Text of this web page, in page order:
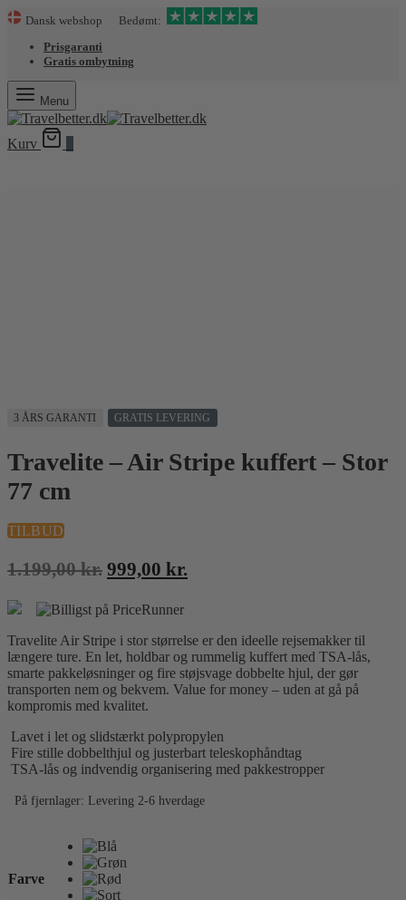
Dansk webshop Bedømt:
Prisgaranti
Gratis ombytning
Menu
Kurv
3 ÅRS GARANTI GRATIS LEVERING
Travelite – Air Stripe kuffert – Stor
77 cm
TILBUD
1.199,00kr. Den
pris
var:
1.199,00 kr..
999,00 kr.
er:
999,00 kr..
Travelite Air Stripe i stor størrelse er den ideelle rejsemakker til
længere ture. En let, holdbar og rummelig kuffert med TSA-lås,
smarte pakkeløsninger og fire støjsvage dobbelte hjul, der gør
transporten nem og bekvem. Value for money – uden at gå på
kompromis med kvalitet.
Lavet i let og slidstærkt polypropylen
Fire stille dobbelthjul og justerbart teleskophåndtag
TSA-lås og indvendig organisering med pakkestropper
På fjernlager: Levering 2-6 hverdage
Farve